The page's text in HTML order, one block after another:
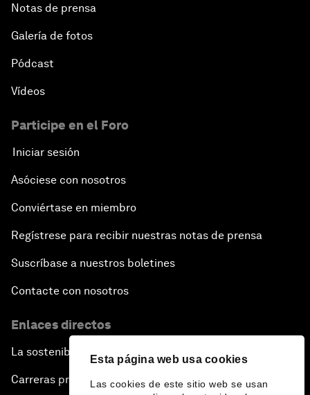
Esta página web usa cookies
Las cookies de este sitio web se usan
Notas de prensa
Galería de fotos
Pódcast
Vídeos
Participe en el Foro
Iniciar sesión
Asóciese con nosotros
Conviértase en miembro
Regístrese para recibir nuestras notas de prensa
Suscríbase a nuestros boletines
Contacte con nosotros
Enlaces directos
La sostenibilidad en el Foro
Carreras profesionales